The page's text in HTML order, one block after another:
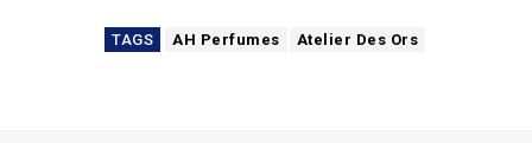
TAGS AH Perfumes Atelier Des Ors